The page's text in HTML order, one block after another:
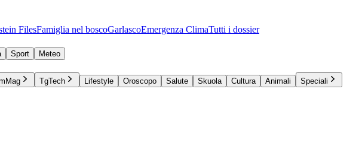
FilesFamiglia nel boscoGarlascoEmergenza ClimaTutti i dossier
Sport
Meteo
TgTech Lifestyle Oroscopo Salute Skuola Cultura Animali
Speciali